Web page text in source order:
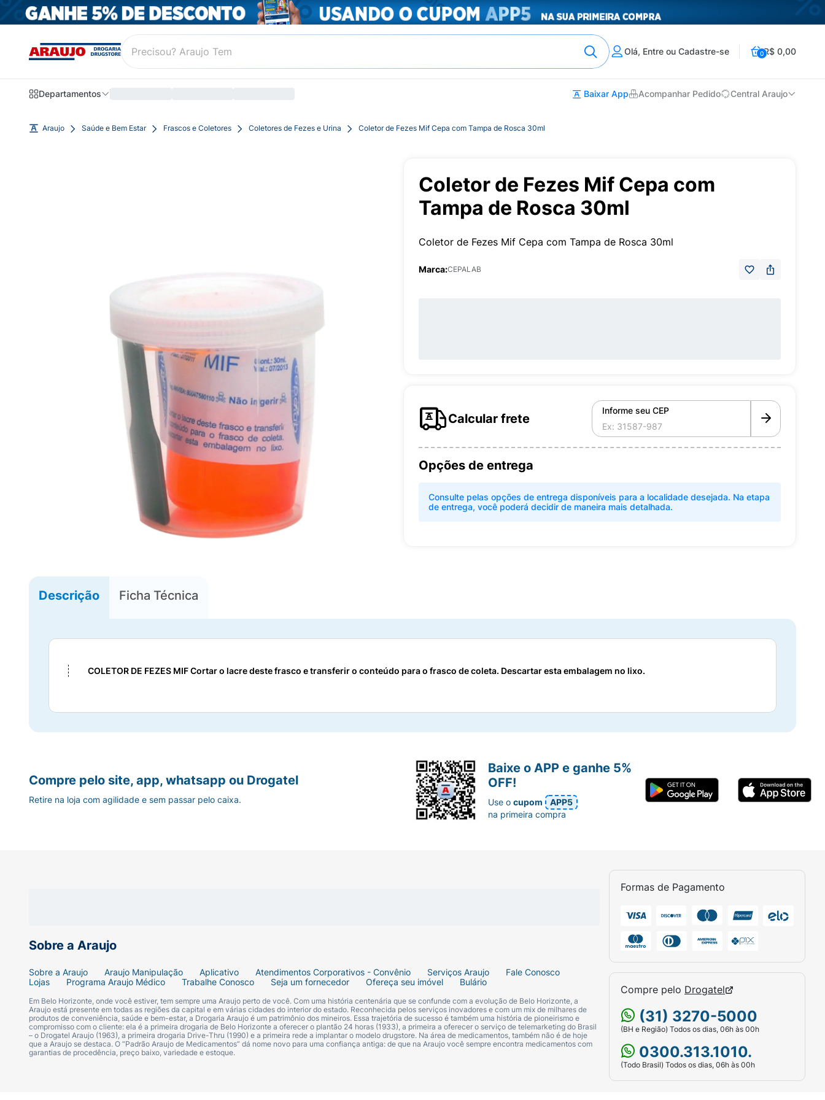
Olá, Entre ou Cadastre-se 0R$ 0,00
Departamentos Baixar App Acompanhar Pedido Central Araujo
Araujo Saúde e Bem Estar Frascos e Coletores Coletores de Fezes e Urina Coletor de Fezes Mif Cepa com Tampa de Rosca 30ml
Coletor de Fezes Mif Cepa com
Tampa de Rosca 30ml
Coletor de Fezes Mif Cepa com Tampa de Rosca 30ml
Marca:CEPALAB
Calcular frete
Informe seu CEP
Opções de entrega
Consulte pelas opções de entrega disponíveis para a localidade desejada. Na etapa
de entrega, você poderá decidir de maneira mais detalhada.
Descrição Ficha Técnica
COLETOR DE FEZES MIFCortar o lacre deste frasco e transferir o conteúdo para o frasco de coleta. Descartar esta embalagem no lixo.
Sobre a Araujo
Sobre a Araujo Araujo Manipulação Aplicativo Atendimentos Corporativos - Convênio Serviços Araujo
Fale Conosco
Lojas
Programa Araujo Médico Trabalhe Conosco Seja um fornecedor Ofereça seu imóvel Bulário
Em Belo Horizonte, onde você estiver, tem sempre uma Araujo perto de você. Com uma história centenária que se confunde com a evolução de Belo Horizonte, a
Araujo está presente em todas as regiões da capital e em várias cidades do interior do estado. Reconhecida pelos serviços inovadores e com um mix de milhares de
produtos de conveniência, saúde e bem-estar, a Drogaria Araujo é um patrimônio dos mineiros. Essa trajetória de sucesso é também uma história de pioneirismo e
compromisso com o cliente: ela é a primeira drogaria de Belo Horizonte a oferecer o plantão 24 horas (1933), a primeira a oferecer o serviço de telemarketing do Brasil
– o Drogatel Araujo (1963), a primeira drogaria Drive-Thru (1990) e a primeira rede a implantar o modelo drugstore. Na área de medicamentos, também não é de hoje
que a Araujo se destaca. O “Padrão Araujo de Medicamentos” dá nome novo para uma confiança antiga: de que na Araujo você sempre encontra medicamentos com
garantias de procedência, preço baixo, variedade e estoque.
Formas de Pagamento
Compre pelo Drogatel
(31) 3270-5000
(BH e Região) Todos os dias, 06h às 00h
0300.313.1010.
(Todo Brasil) Todos os dias, 06h às 00h
Compre pelo site, app, whatsapp ou Drogatel
Retire na loja com agilidade e sem passar pelo caixa.
Baixe o APP e ganhe 5%
OFF!
Use ocupom
APP5
na primeira compra